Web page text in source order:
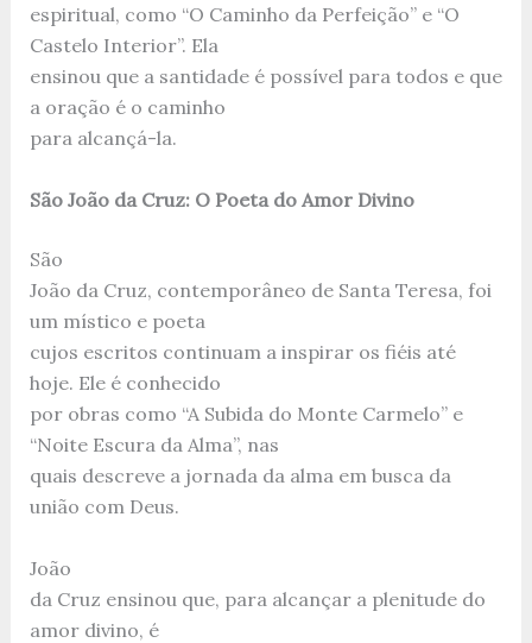
espiritual, como “O Caminho da Perfeição” e “O
Castelo Interior”. Ela
ensinou que a santidade é possível para todos e que
a oração é o caminho
para alcançá-la.
São João da Cruz: O Poeta do Amor Divino
São
João da Cruz, contemporâneo de Santa Teresa, foi
um místico e poeta
cujos escritos continuam a inspirar os fiéis até
hoje. Ele é conhecido
por obras como “A Subida do Monte Carmelo” e
“Noite Escura da Alma”, nas
quais descreve a jornada da alma em busca da
união com Deus.
João
da Cruz ensinou que, para alcançar a plenitude do
amor divino, é